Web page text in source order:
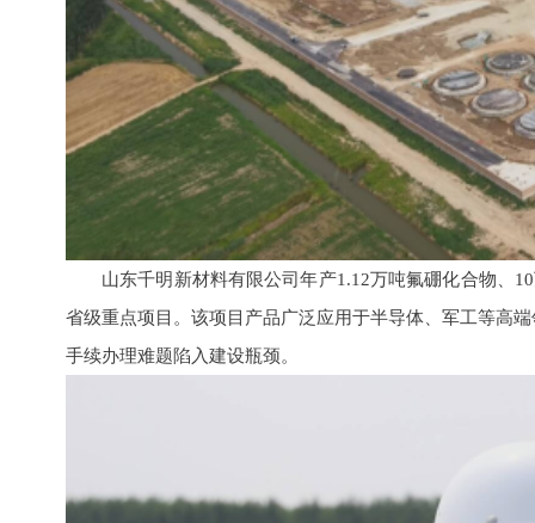
山东千明新材料有限公司年产1.12万吨氟硼化合物、
省级重点项目。该项目产品广泛应用于半导体、军工等高
手续办理难题陷入建设瓶颈。